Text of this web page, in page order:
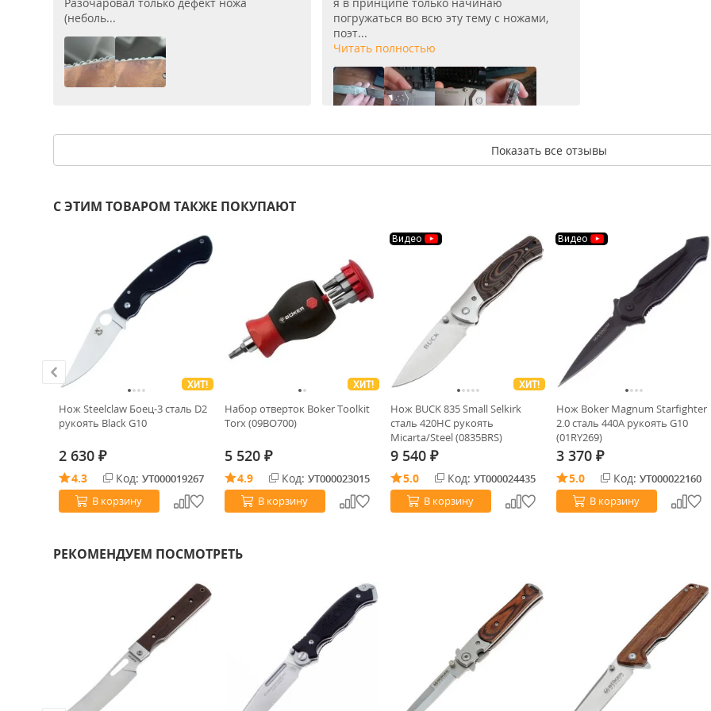
(неболь...
погружаться во всю эту тему с ножами,
поэт...
Читать полностью
Показать все отзывы
С ЭТИМ ТОВАРОМ ТАКЖЕ ПОКУПАЮТ
ХИТ!
Нож Steelclaw Боец-3 сталь D2
рукоять Black G10
2 630 ₽
4.3 Код: УТ000019267
В корзину
ХИТ!
Набор отверток Boker Toolkit
Torx (09BO700)
5 520 ₽
4.9 Код: УТ000023015
В корзину
Видео
ХИТ!
Нож BUCK 835 Small Selkirk
сталь 420HC рукоять
Micarta/Steel (0835BRS)
9 540 ₽
5.0 Код: УТ000024435
В корзину
Видео
Нож Boker Magnum Starfighter
2.0 сталь 440A рукоять G10
(01RY269)
3 370 ₽
5.0 Код: УТ000022160
В корзину
РЕКОМЕНДУЕМ ПОСМОТРЕТЬ